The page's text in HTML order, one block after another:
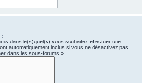
:
dans le(s)quel(s) vous souhaitez effectuer une
automatiquement inclus si vous ne désactivez pas
dans les sous-forums ».